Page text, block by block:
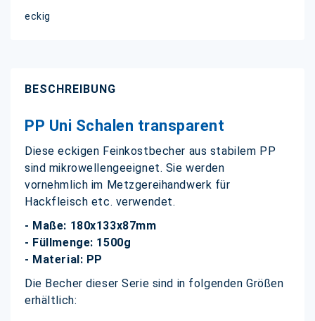
eckig
BESCHREIBUNG
PP Uni Schalen transparent
Diese eckigen Feinkostbecher aus stabilem PP
sind mikrowellengeeignet. Sie werden
vornehmlich im Metzgereihandwerk für
Hackfleisch etc. verwendet.
- Maße: 180x133x87mm
- Füllmenge: 1500g
- Material: PP
Die Becher dieser Serie sind in folgenden Größen
erhältlich: